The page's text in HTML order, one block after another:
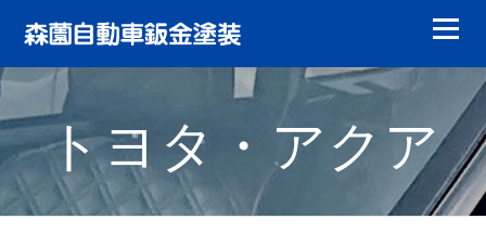
テ
ン
ツ
へ
ス
キ
メニュ
鈑金塗装 ガラス交換
ヘッドライトリペア やまもりレンタカー
特選中古車 修理実績 会員について
トヨタ・アクア